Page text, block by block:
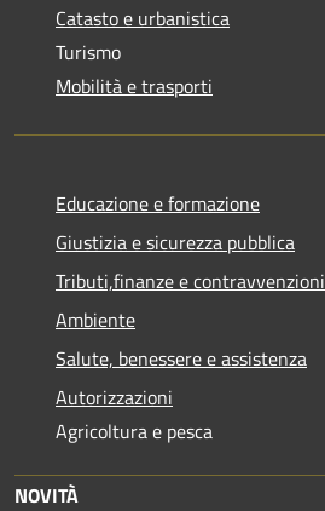
Catasto e urbanistica
Turismo
Mobilità e trasporti
Educazione e formazione
Giustizia e sicurezza pubblica
Tributi,finanze e contravvenzioni
Ambiente
Salute, benessere e assistenza
Autorizzazioni
Agricoltura e pesca
NOVITÀ